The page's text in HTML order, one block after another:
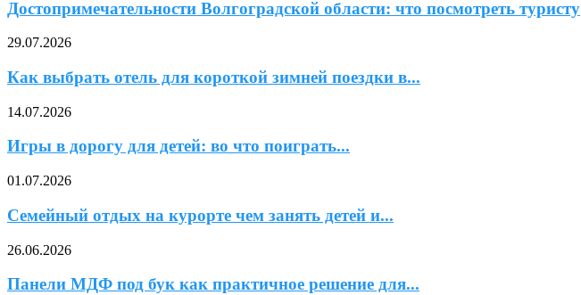
Достопримечательности Волгоградской области: что посмотреть туристу
29.07.2026
Как выбрать отель для короткой зимней поездки в...
14.07.2026
Игры в дорогу для детей: во что поиграть...
01.07.2026
Семейный отдых на курорте чем занять детей и...
26.06.2026
Панели МДФ под бук как практичное решение для...